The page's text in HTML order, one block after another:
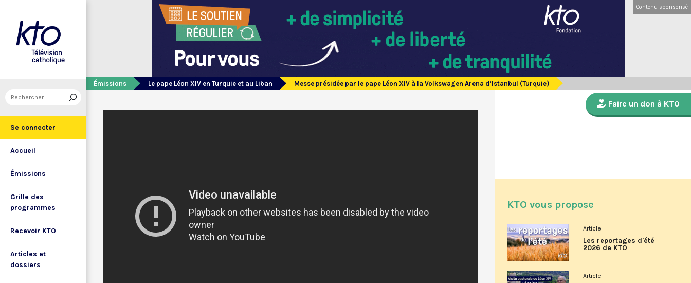
Se connecter
Accueil
Émissions
Grille des
programmes
Recevoir KTO
Articles et
dossiers
Contenu sponsorisé
Émissions Le pape Léon XIV en Turquie et au Liban Messe présidée par le pape Léon XIV à la Volkswagen Arena d’Istanbul (Turquie)
Faire un don à KTO
KTO vous propose
Article
Les reportages d'été
2026 de KTO
Article